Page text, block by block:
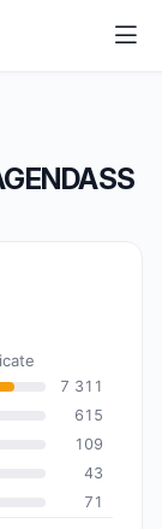
7 311
615
109
43
71